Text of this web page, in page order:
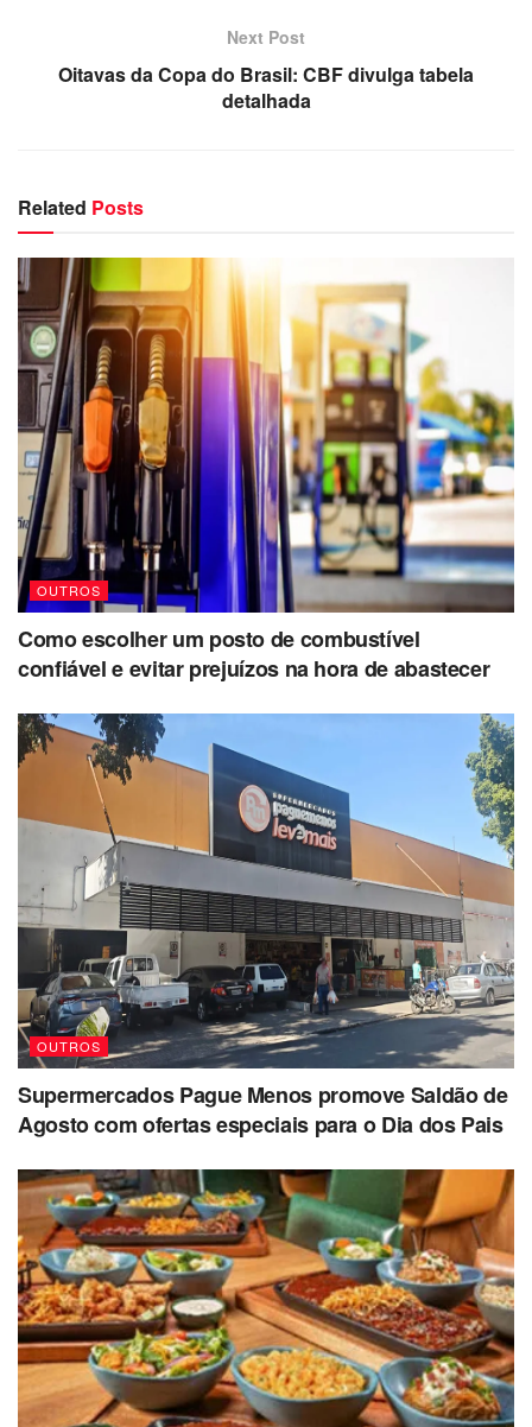
Next Post
Oitavas da Copa do Brasil: CBF divulga tabela
detalhada
Related Posts
OUTROS
Como escolher um posto de combustível
confiável e evitar prejuízos na hora de abastecer
OUTROS
Supermercados Pague Menos promove Saldão de
Agosto com ofertas especiais para o Dia dos Pais